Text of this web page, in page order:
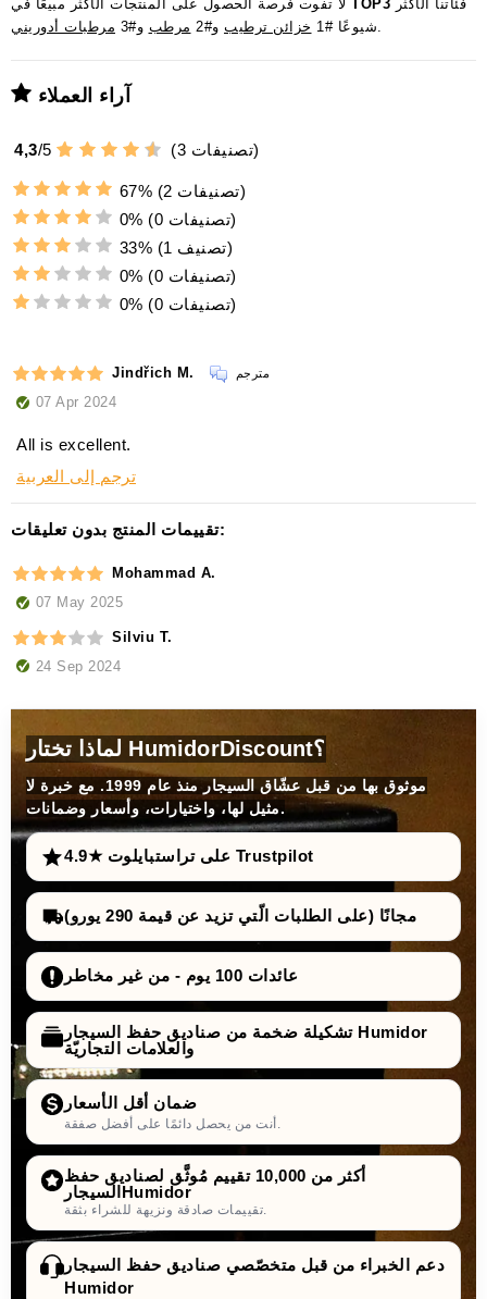
TOP3
شيوعًا #1
خزائن ترطيب و#2 مرطب و#3 مرطبات أدوريني .
آراء العملاء
4,3/5 (3 تصنيفات)
67%
(2 تصنيفات)
0%
(0 تصنيفات)
33%
(1 تصنيف)
0%
(0 تصنيفات)
0%
(0 تصنيفات)
Jindřich M. مترجم
07 Apr 2024
All is excellent.
ترجم إلى العربية
تقييمات المنتج بدون تعليقات:
Mohammad A.
07 May 2025
Silviu T.
24 Sep 2024
لماذا تختار HumidorDiscount؟
موثوق بها من قبل عشّاق السيجار منذ عام 1999. مع خبرة لا
مثيل لها، واختيارات، وأسعار وضمانات.
4.9★ على تراستبايلوت Trustpilot
مجانًا (على الطلبات الّتي تزيد عن قيمة 290 يورو)
عائدات 100 يوم - من غير مخاطر
تشكيلة ضخمة من صناديق حفظ السيجار Humidor
والعلامات التجاريّة
ضمان أقل الأسعار
أنت من يحصل دائمًا على أفضل صفقة.
أكثر من 10,000 تقييم مُوثَّق لصناديق حفظ
السيجارHumidor
تقييمات صادقة ونزيهة للشراء بثقة.
دعم الخبراء من قبل متخصّصي صناديق حفظ السيجار
Humidor